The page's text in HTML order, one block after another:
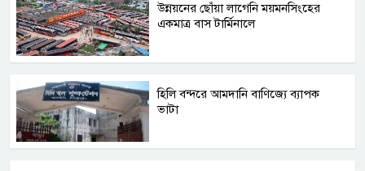
উন্নয়নের ছোঁয়া লাগেনি ময়মনসিংহের
একমাত্র বাস টার্মিনালে
হিলি বন্দরে আমদানি বাণিজ্যে ব্যাপক
ভাটা